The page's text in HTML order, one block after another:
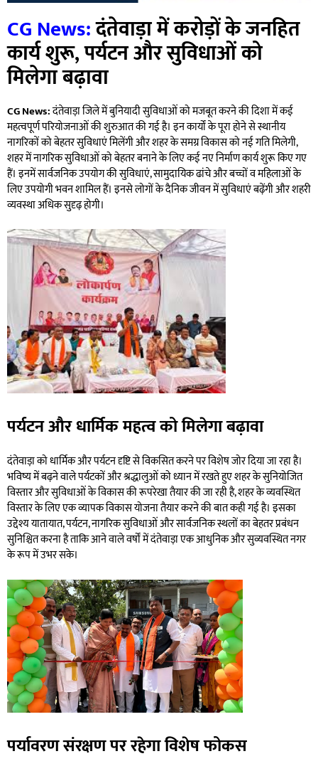
CG News:दंतेवाड़ा में करोड़ों के जनहित
कार्य शुरू,पर्यटन और सुविधाओं को
मिलेगा बढ़ावा
CG News:दंतेवाड़ा जिले में बुनियादी सुविधाओं को मजबूत करने की दिशा में कई
महत्वपूर्ण परियोजनाओं की शुरुआत की गई है। इन कार्यों के पूरा होने से स्थानीय
नागरिकों को बेहतर सुविधाएं मिलेंगी और शहर के समग्र विकास को नई गति मिलेगी,
शहर में नागरिक सुविधाओं को बेहतर बनाने के लिए कई नए निर्माण कार्य शुरू किए गए
हैं। इनमें सार्वजनिक उपयोग की सुविधाएं, सामुदायिक ढांचे और बच्चों व महिलाओं के
लिए उपयोगी भवन शामिल हैं। इनसे लोगों के दैनिक जीवन में सुविधाएं बढ़ेंगी और शहरी
व्यवस्था अधिक सुदृढ़ होगी।
पर्यटन और धार्मिक महत्व को मिलेगा बढ़ावा
दंतेवाड़ा को धार्मिक और पर्यटन दृष्टि से विकसित करने पर विशेष जोर दिया जा रहा है।
भविष्य में बढ़ने वाले पर्यटकों और श्रद्धालुओं को ध्यान में रखते हुए शहर के सुनियोजित
विस्तार और सुविधाओं के विकास की रूपरेखा तैयार की जा रही है, शहर के व्यवस्थित
विस्तार के लिए एक व्यापक विकास योजना तैयार करने की बात कही गई है। इसका
उद्देश्य यातायात, पर्यटन, नागरिक सुविधाओं और सार्वजनिक स्थलों का बेहतर प्रबंधन
सुनिश्चित करना है ताकि आने वाले वर्षों में दंतेवाड़ा एक आधुनिक और सुव्यवस्थित नगर
के रूप में उभर सके।
पर्यावरण संरक्षण पर रहेगा विशेष फोकस